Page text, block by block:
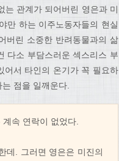
는 관계가 되어버린 영은과 미
만 하는 이주노동자들의 현실
버린 소중한 반려동물과의 삶
다소 부담스러운 섹스리스 부
어서 타인의 온기가 꼭 필요하
점을 일깨운다.
속 연락이 없었다.
데. 그러면 영은은 미진의